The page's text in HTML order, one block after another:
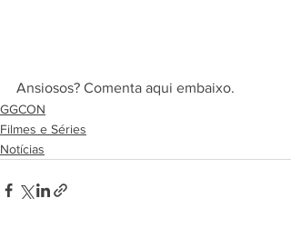
Ansiosos? Comenta aqui embaixo.
GGCON
Filmes e Séries
Notícias